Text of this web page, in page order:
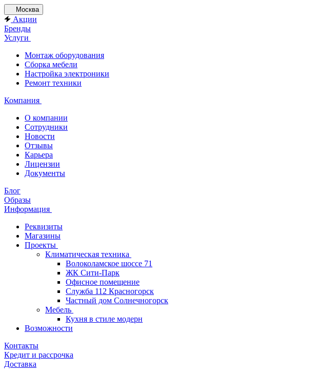
Москва
Акции
Бренды
Услуги
Монтаж оборудования
Сборка мебели
Настройка электроники
Ремонт техники
Компания
О компании
Сотрудники
Новости
Отзывы
Карьера
Лицензии
Документы
Блог
Образы
Информация
Реквизиты
Магазины
Проекты
Климатическая техника
Волоколамское шоссе 71
ЖК Сити-Парк
Офисное помещение
Служба 112 Красногорск
Частный дом Солнечногорск
Мебель
Кухня в стиле модерн
Возможности
Контакты
Кредит и рассрочка
Доставка